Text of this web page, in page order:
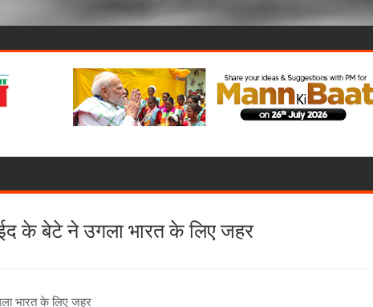
के बेटे ने उगला भारत के लिए जहर
भारत के लिए जहर